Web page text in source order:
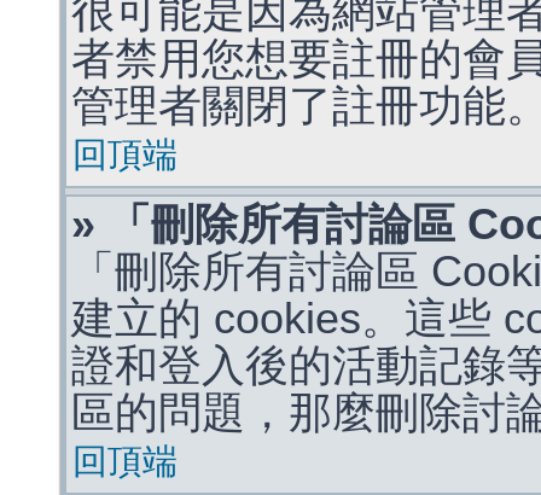
很可能是因為網站管理
者禁用您想要註冊的會
管理者關閉了註冊功能
回頂端
» 「刪除所有討論區
「刪除所有討論區
建立的 cookies。這些
證和登入後的活動記錄
區的問題，那麼刪除討
回頂端